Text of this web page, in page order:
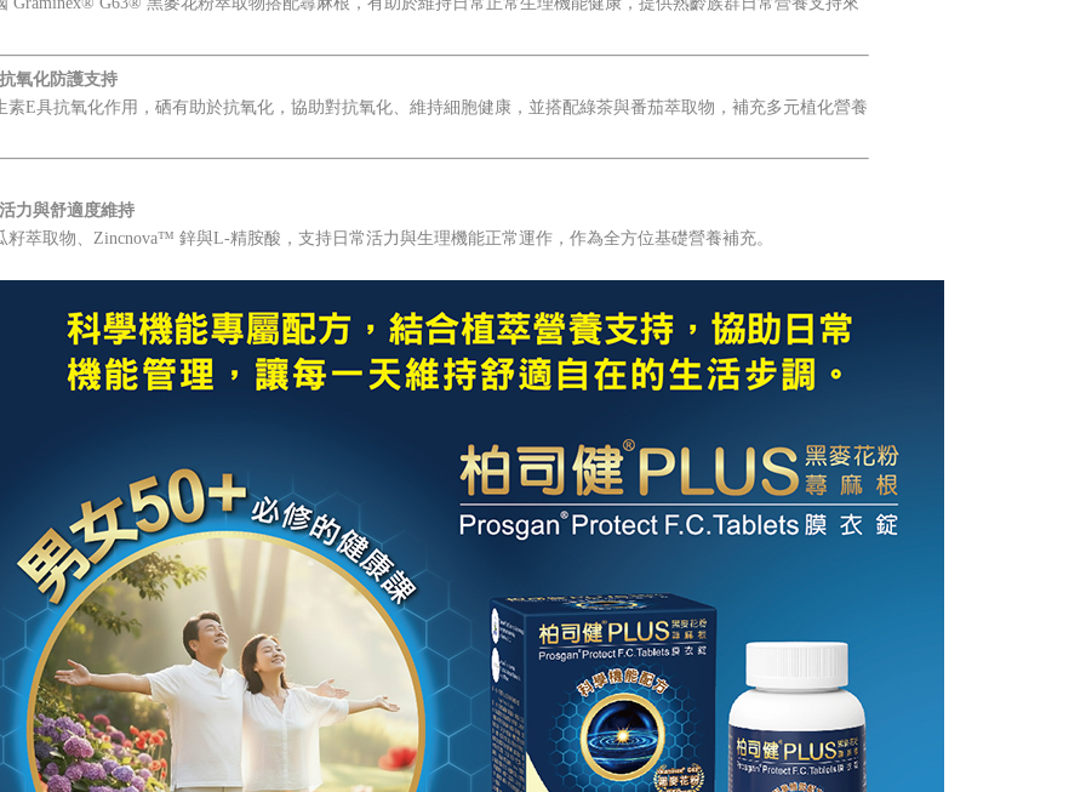
氧化防護支持
素E具抗氧化作用，硒有助於抗氧化，協助對抗氧化、維持細胞健康，並搭配綠茶與番茄萃取物，補充多元植化營養
力與舒適度維持
籽萃取物、Zincnova™ 鋅與L-精胺酸，支持日常活力與生理機能正常運作，作為全方位基礎營養補充。